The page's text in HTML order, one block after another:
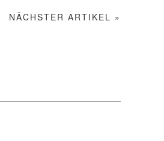
NÄCHSTER ARTIKEL »